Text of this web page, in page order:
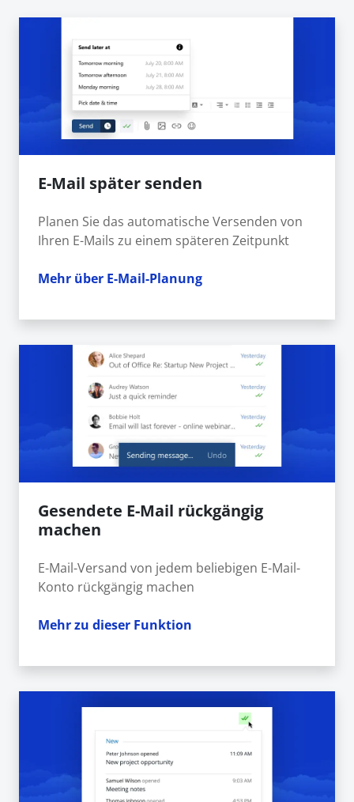
E-Mail später senden
Planen Sie das automatische Versenden von
Ihren E-Mails zu einem späteren Zeitpunkt
Mehr über E-Mail-Planung
Gesendete E-Mail rückgängig
machen
E-Mail-Versand von jedem beliebigen E-Mail-
Konto rückgängig machen
Mehr zu dieser Funktion